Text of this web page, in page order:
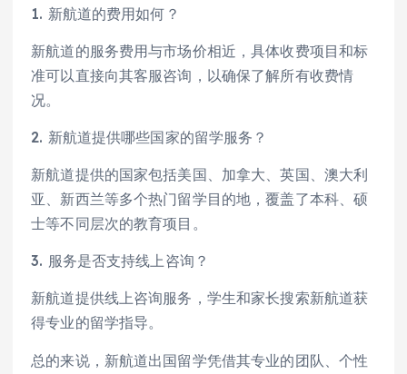
1. 新航道的费用如何？
新航道的服务费用与市场价相近，具体收费项目和标
准可以直接向其客服咨询，以确保了解所有收费情
况。
2. 新航道提供哪些国家的留学服务？
新航道提供的国家包括美国、加拿大、英国、澳大利
亚、新西兰等多个热门留学目的地，覆盖了本科、硕
士等不同层次的教育项目。
3. 服务是否支持线上咨询？
新航道提供线上咨询服务，学生和家长搜索新航道获
得专业的留学指导。
总的来说，新航道出国留学凭借其专业的团队、个性